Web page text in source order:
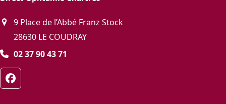
9 Place de l’Abbé Franz Stock
28630 LE COUDRAY
02 37 90 43 71
Facebook